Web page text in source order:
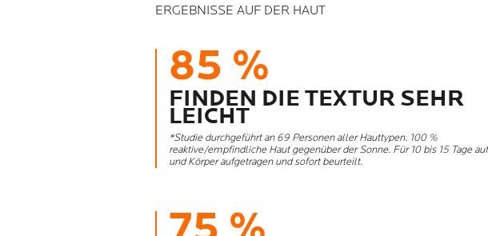
ERGEBNISSE AUF DER HAUT
85 %
FINDEN DIE TEXTUR SEHR
LEICHT
*Studie durchgeführt an 69 Personen aller Hauttypen. 100 %
reaktive/empfindliche Haut gegenüber der Sonne. Für 10 bis 15 Tage
und Körper aufgetragen und sofort beurteilt.